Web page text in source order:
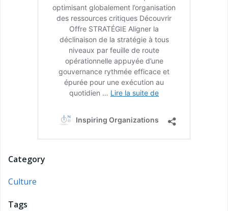
Category
Culture
Tags